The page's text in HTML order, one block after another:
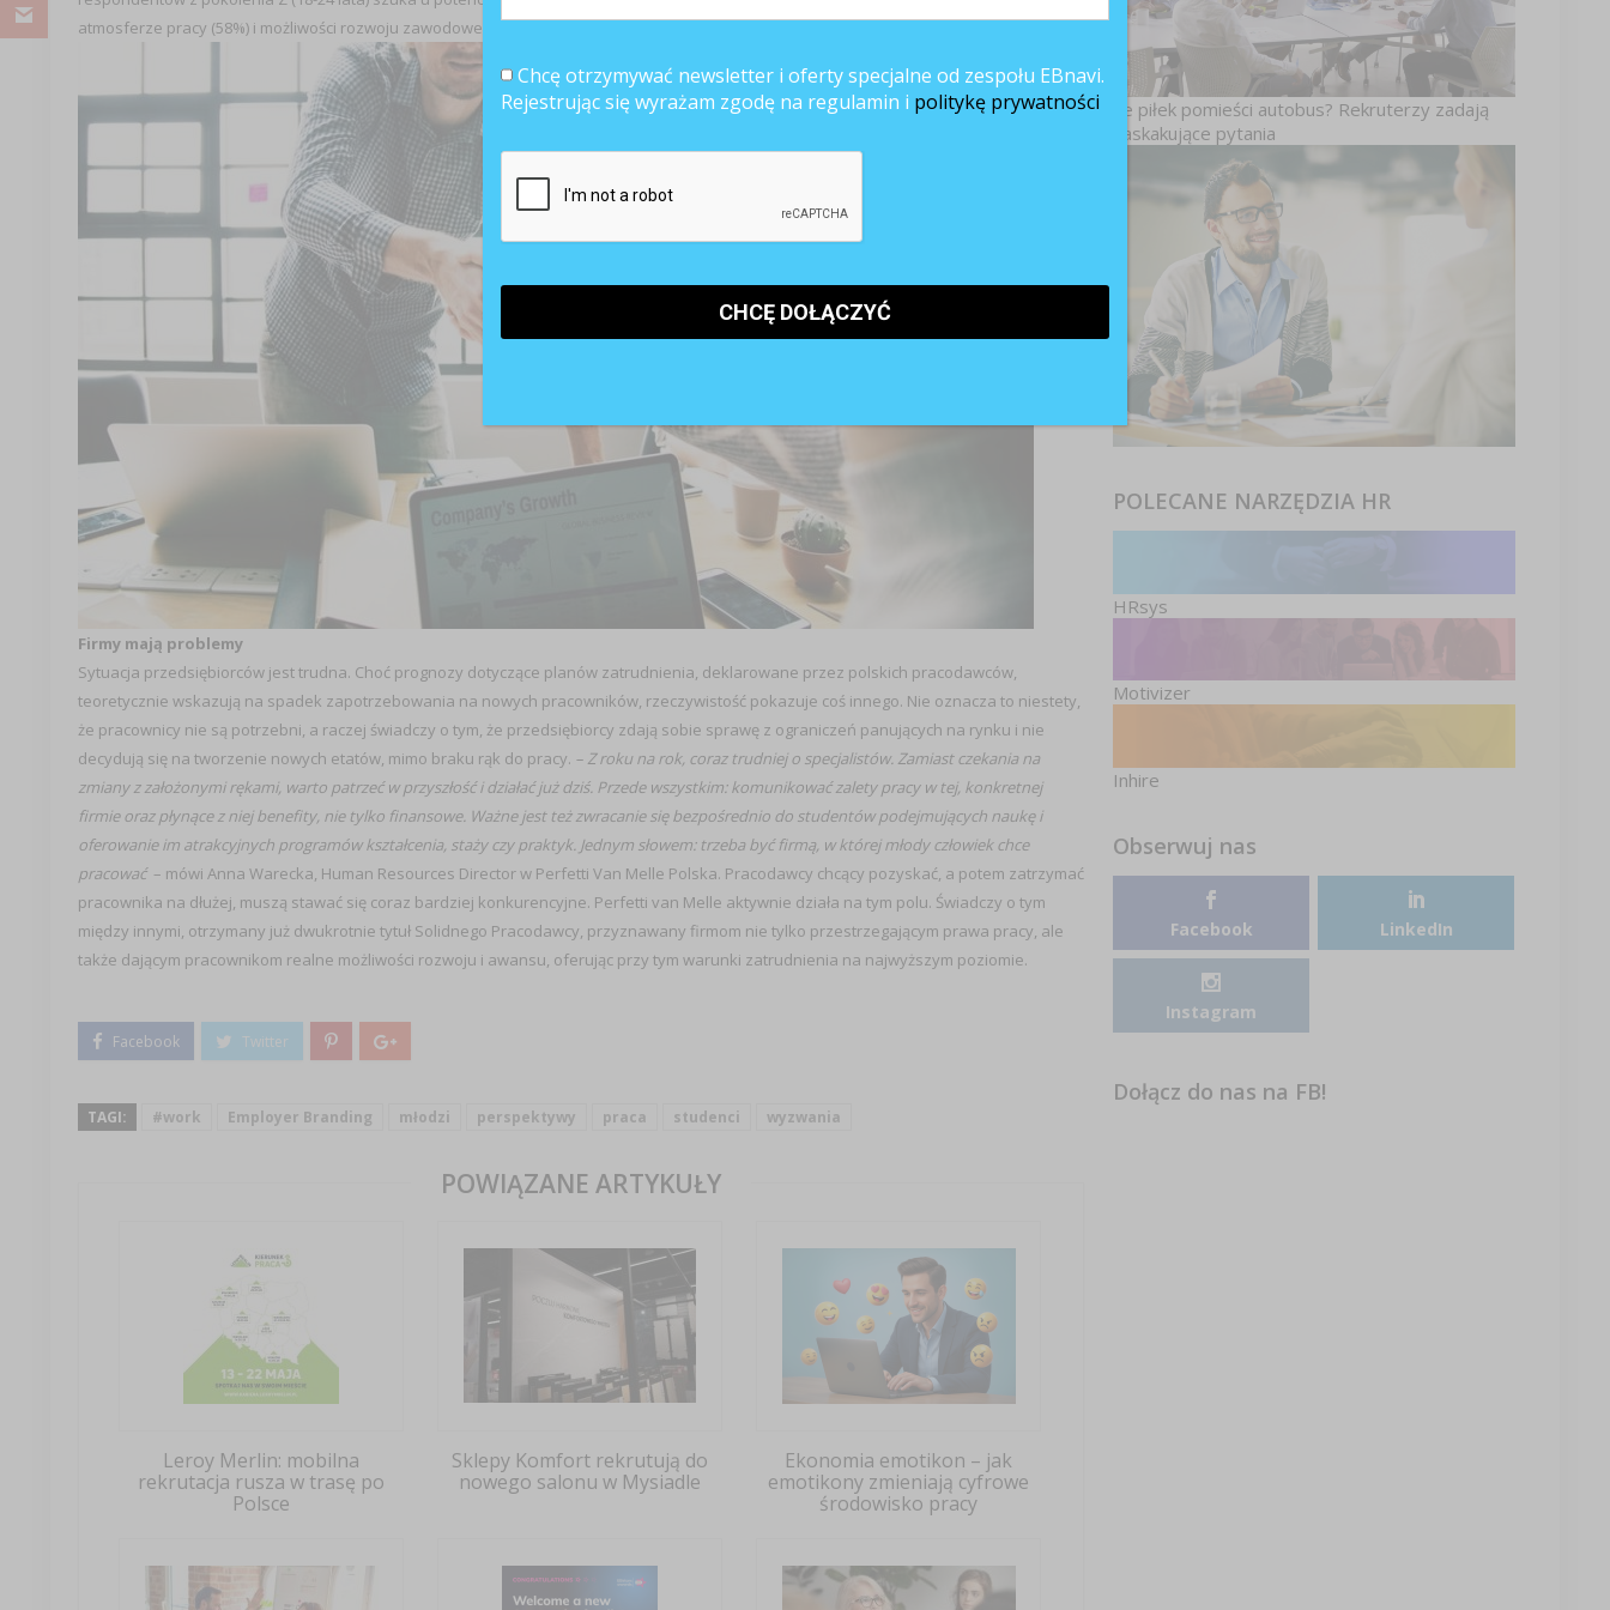
atmosferze pracy (58%) i możliwości rozwoju zawodowego (59%).
Firmy mają problemy
Sytuacja przedsiębiorców jest trudna. Choć prognozy dotyczące planów zatrudnienia, deklarowane przez polskich pracodawców,
teoretycznie wskazują na spadek zapotrzebowania na nowych pracowników, rzeczywistość pokazuje coś innego. Nie oznacza to niestety,
że pracownicy nie są potrzebni, a raczej świadczy o tym, że przedsiębiorcy zdają sobie sprawę z ograniczeń panujących na rynku i nie
decydują się na tworzenie nowych etatów, mimo braku rąk do pracy. – Z roku na rok, coraz trudniej o specjalistów. Zamiast czekania na
zmiany z założonymi rękami, warto patrzeć w przyszłość i działać już dziś. Przede wszystkim: komunikować zalety pracy w tej, konkretnej
firmie oraz płynące z niej benefity, nie tylko finansowe. Ważne jest też zwracanie się bezpośrednio do studentów podejmujących naukę i
oferowanie im atrakcyjnych programów kształcenia, staży czy praktyk. Jednym słowem: trzeba być firmą, w której młody człowiek chce
pracować– mówi Anna Warecka, Human Resources Director w Perfetti Van Melle Polska. Pracodawcy chcący pozyskać, a potem zatrzymać
pracownika na dłużej, muszą stawać się coraz bardziej konkurencyjne. Perfetti van Melle aktywnie działa na tym polu. Świadczy o tym
między innymi, otrzymany już dwukrotnie tytuł Solidnego Pracodawcy, przyznawany firmom nie tylko przestrzegającym prawa pracy, ale
także dającym pracownikom realne możliwości rozwoju i awansu, oferując przy tym warunki zatrudnienia na najwyższym poziomie.
TAGI: #work Employer Branding młodzi perspektywy praca studenci wyzwania
POWIĄZANE ARTYKUŁY
Leroy Merlin: mobilna
rekrutacja rusza w trasę po
Polsce
Sklepy Komfort rekrutują do
nowego salonu w Mysiadle
Ekonomia emotikon – jak
emotikony zmieniają cyfrowe
środowisko pracy
Ile piłek pomieści autobus? Rekruterzy zadają
zaskakujące pytania
POLECANE NARZĘDZIA HR
HRsys
Motivizer
Inhire
Obserwuj nas
Facebook LinkedIn
Instagram
Dołącz do nas na FB!
Chcę otrzymywać newsletter i oferty specjalne od zespołu EBnavi.
Rejestrując się wyrażam zgodę na regulamin i politykę prywatności